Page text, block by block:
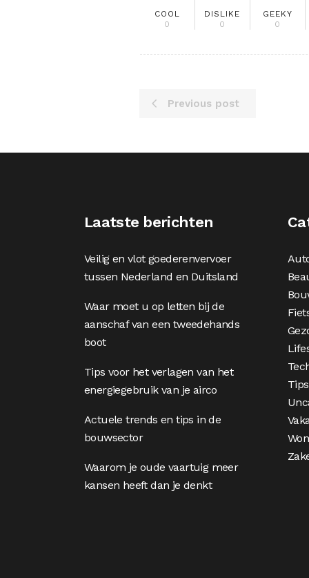
COOL
0
DISLIKE
0
GEEKY
0
Previous post
Laatste berichten
Veilig en vlot goederenvervoer
tussen Nederland en Duitsland
Waar moet u op letten bij de
aanschaf van een tweedehands
boot
Tips voor het verlagen van het
energiegebruik van je airco
Actuele trends en tips in de
bouwsector
Waarom je oude vaartuig meer
kansen heeft dan je denkt
Tips